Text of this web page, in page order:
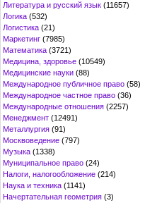
Литература и русский язык (11657)
Логика (532)
Логистика (21)
Маркетинг (7985)
Математика (3721)
Медицина, здоровье (10549)
Медицинские науки (88)
Международное публичное право (58)
Международное частное право (36)
Международные отношения (2257)
Менеджмент (12491)
Металлургия (91)
Москвоведение (797)
Музыка (1338)
Муниципальное право (24)
Налоги, налогообложение (214)
Наука и техника (1141)
Начертательная геометрия (3)